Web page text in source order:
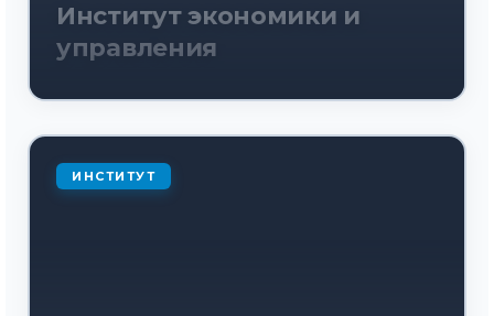
Институт экономики и
управления
ИНСТИТУТ